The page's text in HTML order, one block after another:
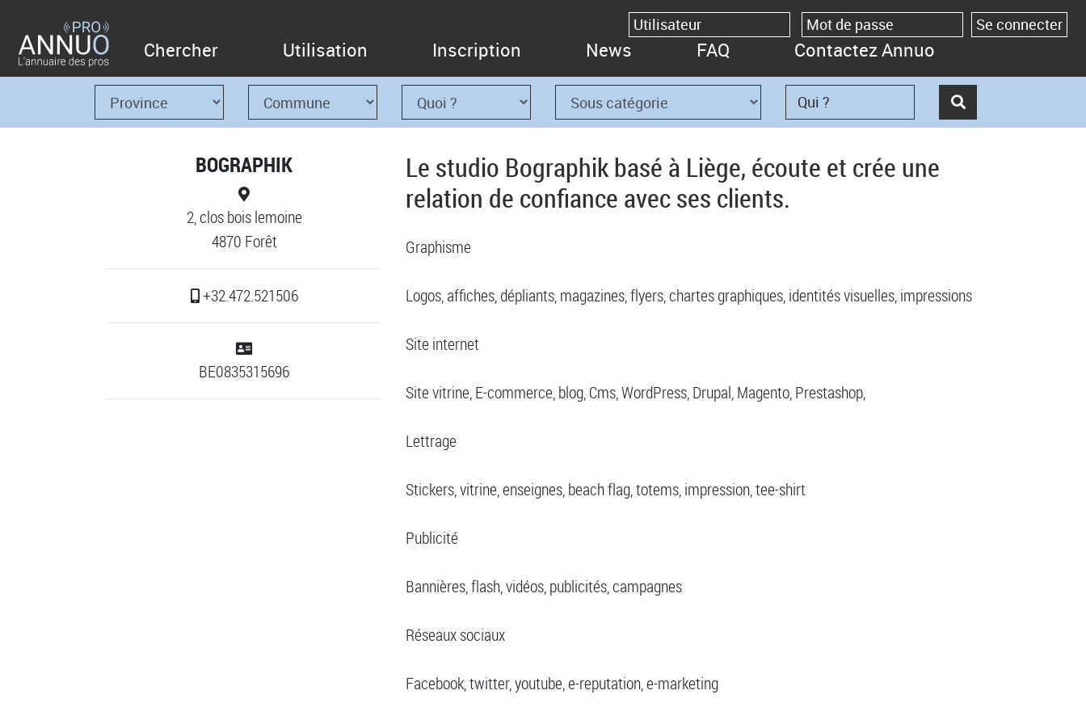
Chercher Utilisation Inscription News FAQ Contactez Annuo
BOGRAPHIK
2, clos bois lemoine
4870 Forêt
+32.472.521506
BE0835315696
Le studio Bographik basé à Liège, écoute et crée une
relation de confiance avec ses clients.
Graphisme
Logos, affiches, dépliants, magazines, flyers, chartes graphiques, identités visuelles, impressions
Site internet
Site vitrine, E-commerce, blog, Cms, WordPress, Drupal, Magento, Prestashop,
Lettrage
Stickers, vitrine, enseignes, beach flag, totems, impression, tee-shirt
Publicité
Bannières, flash, vidéos, publicités, campagnes
Réseaux sociaux
Facebook, twitter, youtube, e-reputation, e-marketing